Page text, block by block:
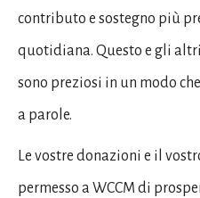
contributo e sostegno più
quotidiana. Questo e gli
sono preziosi in un modo
a parole.
Le vostre donazioni e il
permesso a WCCM di